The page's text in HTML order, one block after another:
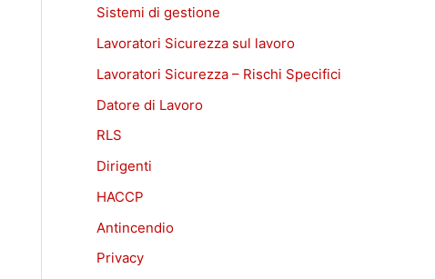
Sistemi di gestione
Lavoratori Sicurezza sul lavoro
Lavoratori Sicurezza – Rischi Specifici
Datore di Lavoro
RLS
Dirigenti
HACCP
Antincendio
Privacy